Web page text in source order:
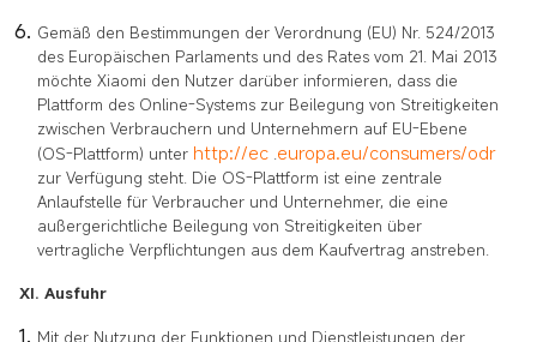
Gemäß den Bestimmungen der Verordnung (EU) Nr. 524/2013
des Europäischen Parlaments und des Rates vom 21. Mai 2013
möchte Xiaomi den Nutzer darüber informieren, dass die
Plattform des Online-Systems zur Beilegung von Streitigkeiten
zwischen Verbrauchern und Unternehmern auf EU-Ebene
(OS-Plattform) unter http://ec .europa.eu/consumers/odr
zur Verfügung steht. Die OS-Plattform ist eine zentrale
Anlaufstelle für Verbraucher und Unternehmer, die eine
außergerichtliche Beilegung von Streitigkeiten über
vertragliche Verpflichtungen aus dem Kaufvertrag anstreben.
XI. Ausfuhr
Mit der Nutzung der Funktionen und Dienstleistungen der